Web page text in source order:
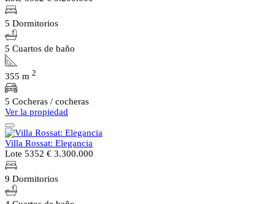
5 Dormitorios
5 Cuartos de baño
355 m 2
5 Cocheras / cocheras
Ver la propiedad
Villa Rossat: Elegancia
Lote 5352 € 3.300.000
9 Dormitorios